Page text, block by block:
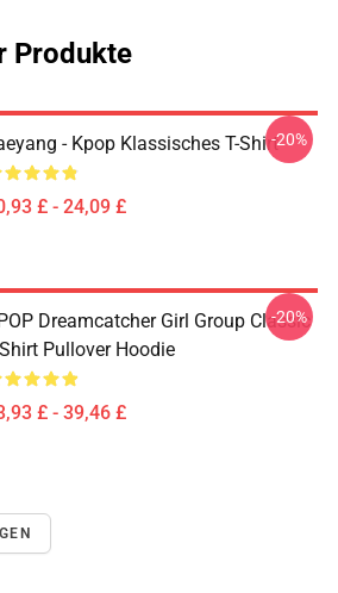
Produkte
- Kpop Klassisches T-Shirt
£ - 24,09 £
-20%
Dreamcatcher Girl Group Classic
Pullover Hoodie
£ - 39,46 £
-20%